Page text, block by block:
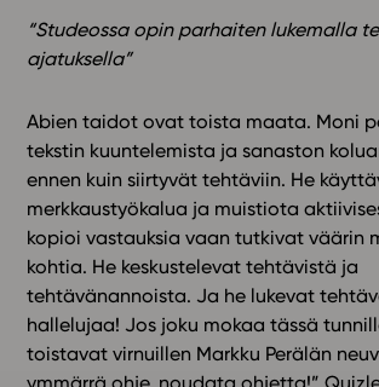
“Studeossa opin parhaiten lukemalla
ajatuksella”
Abien taidot ovat toista maata. Moni
tekstin kuuntelemista ja sanaston
ennen kuin siirtyvät tehtäviin. He
merkkaustyökalua ja muistiota
kopioi vastauksia vaan tutkivat väärin
kohtia. He keskustelevat tehtävistä ja
tehtävänannoista. Ja he lukevat
hallelujaa! Jos joku mokaa tässä
toistavat virnuillen Markku Perälän